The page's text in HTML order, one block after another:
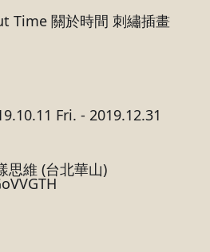
好樣專欄
Time 關於時間 刺繡插畫
Fri. - 2019.12.31
思維 (台北華山)